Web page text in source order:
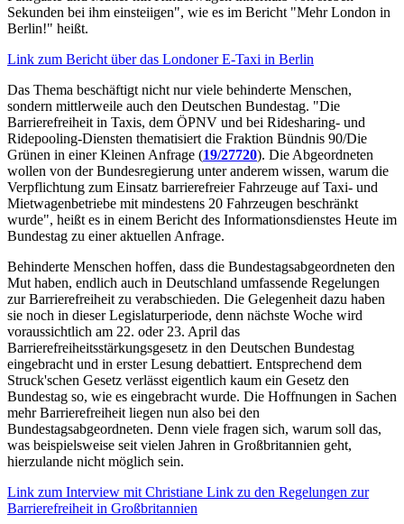
Sekunden bei ihm einsteiigen", wie es im Bericht "Mehr London in
Berlin!" heißt.
Link zum Bericht über das Londoner E-Taxi in Berlin
Das Thema beschäftigt nicht nur viele behinderte Menschen,
sondern mittlerweile auch den Deutschen Bundestag. "Die
Barrierefreiheit in Taxis, dem ÖPNV und bei Ridesharing- und
Ridepooling-Diensten thematisiert die Fraktion Bündnis 90/Die
Grünen in einer Kleinen Anfrage (19/27720). Die Abgeordneten
wollen von der Bundesregierung unter anderem wissen, warum die
Verpflichtung zum Einsatz barrierefreier Fahrzeuge auf Taxi- und
Mietwagenbetriebe mit mindestens 20 Fahrzeugen beschränkt
wurde", heißt es in einem Bericht des Informationsdienstes Heute im
Bundestag zu einer aktuellen Anfrage.
Behinderte Menschen hoffen, dass die Bundestagsabgeordneten den
Mut haben, endlich auch in Deutschland umfassende Regelungen
zur Barrierefreiheit zu verabschieden. Die Gelegenheit dazu haben
sie noch in dieser Legislaturperiode, denn nächste Woche wird
voraussichtlich am 22. oder 23. April das
Barrierefreiheitsstärkungsgesetz in den Deutschen Bundestag
eingebracht und in erster Lesung debattiert. Entsprechend dem
Struck'schen Gesetz verlässt eigentlich kaum ein Gesetz den
Bundestag so, wie es eingebracht wurde. Die Hoffnungen in Sachen
mehr Barrierefreiheit liegen nun also bei den
Bundestagsabgeordneten. Denn viele fragen sich, warum soll das,
was beispielsweise seit vielen Jahren in Großbritannien geht,
hierzulande nicht möglich sein.
Link zum Interview mit Christiane Link zu den Regelungen zur
Barrierefreiheit in Großbritannien